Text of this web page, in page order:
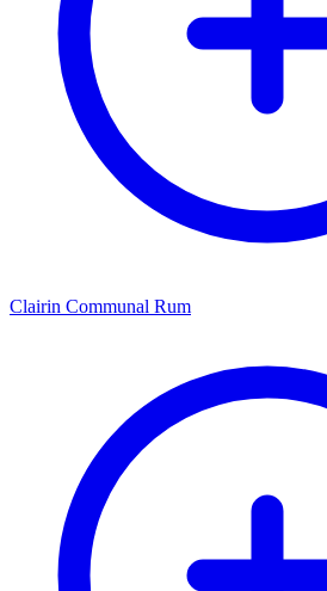
Clairin Communal Rum